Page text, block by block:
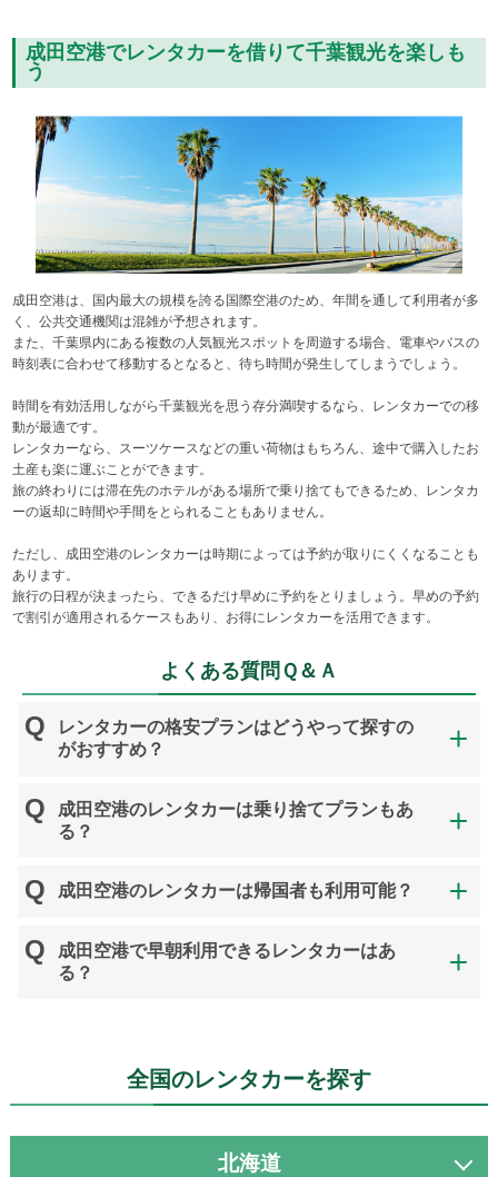
成田空港でレンタカーを借りて千葉観光を楽しも
う
成田空港は、国内最大の規模を誇る国際空港のため、年間を通して利用者が多
く、公共交通機関は混雑が予想されます。
また、千葉県内にある複数の人気観光スポットを周遊する場合、電車やバスの
時刻表に合わせて移動するとなると、待ち時間が発生してしまうでしょう。
時間を有効活用しながら千葉観光を思う存分満喫するなら、レンタカーでの移
動が最適です。
レンタカーなら、スーツケースなどの重い荷物はもちろん、途中で購入したお
土産も楽に運ぶことができます。
旅の終わりには滞在先のホテルがある場所で乗り捨てもできるため、レンタカ
ーの返却に時間や手間をとられることもありません。
ただし、成田空港のレンタカーは時期によっては予約が取りにくくなることも
あります。
旅行の日程が決まったら、できるだけ早めに予約をとりましょう。早めの予約
で割引が適用されるケースもあり、お得にレンタカーを活用できます。
よくある質問Ｑ＆Ａ
レンタカーの格安プランはどうやって探すの
がおすすめ？
成田空港のレンタカーは乗り捨てプランもあ
る？
成田空港のレンタカーは帰国者も利用可能？
成田空港で早朝利用できるレンタカーはあ
る？
全国のレンタカーを探す
北海道